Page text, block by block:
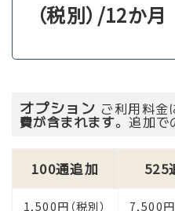
（税別）/12か月
オプション ご利用料金
費が含まれます。追加で
100通追加 525
1,500円（税別） 7,500円